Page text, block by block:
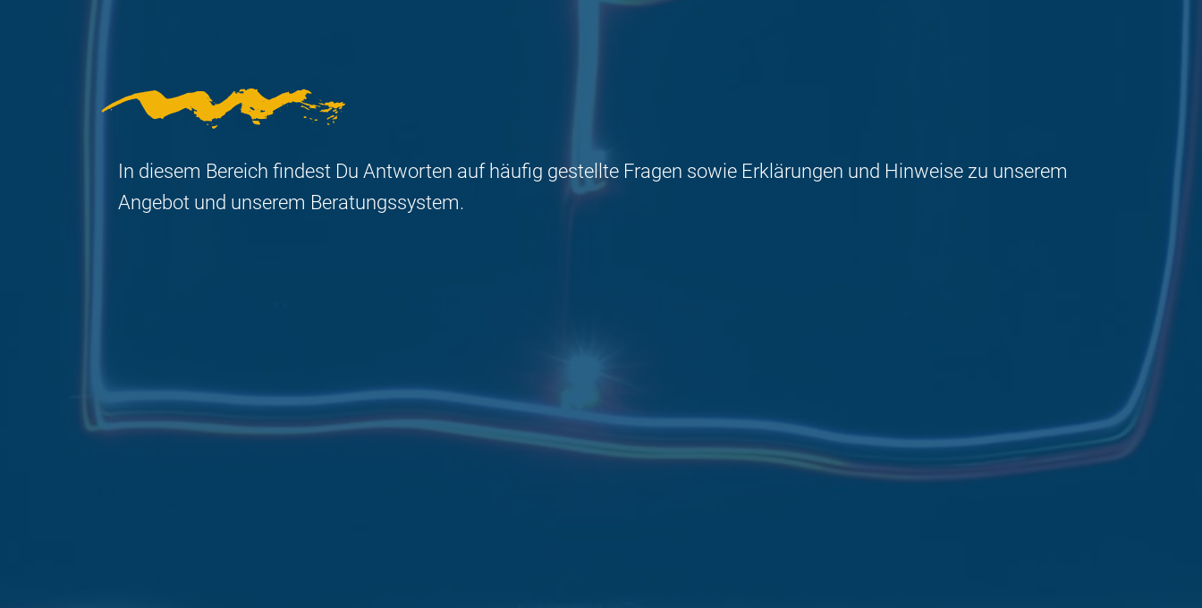
In diesem Bereich findest Du Antworten auf häufig gestellte Fragen sowie Erklärungen und Hinweise zu unserem
Angebot und unserem Beratungssystem.